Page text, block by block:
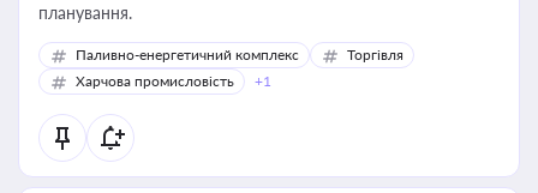
планування.
Паливно-енергетичний комплекс
Торгівля
Харчова промисловість
+1